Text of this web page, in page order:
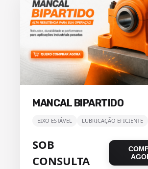
MANCAL BIPARTIDO
EIXO ESTÁVEL LUBRICAÇÃO EFICIENTE
SOB
CONSULTA